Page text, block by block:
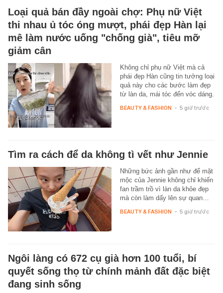
Loại quả bán đầy ngoài chợ: Phụ nữ Việt
thi nhau ủ tóc óng mượt, phái đẹp Hàn lại
mê làm nước uống "chống già", tiêu mỡ
giảm cân
Không chỉ phụ nữ Việt mà cả
phái đẹp Hàn cũng tin tưởng loại
quả này cho các bước làm đẹp
từ làn da, mái tóc đến vóc dáng.
BEAUTY & FASHION - 5 giờ trước
Tìm ra cách để da không tì vết như Jennie
Những bức ảnh gần như để mặt
mộc của Jennie không chỉ khiến
fan trầm trồ vì làn da khỏe đẹp
mà còn làm dấy lên sự quan…
BEAUTY & FASHION - 5 giờ trước
Ngôi làng có 672 cụ già hơn 100 tuổi, bí
quyết sống thọ từ chính mảnh đất đặc biệt
đang sinh sống